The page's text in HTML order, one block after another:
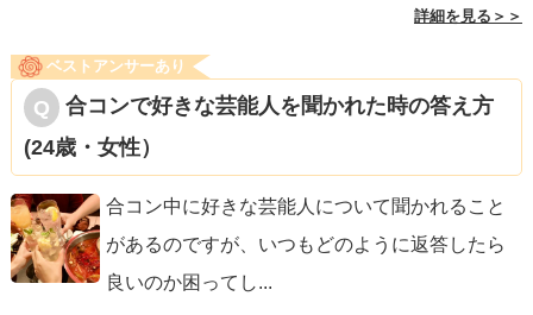
詳細を見る＞＞
ベストアンサーあり
合コンで好きな芸能人を聞かれた時の答え方
(24歳・女性）
合コン中に好きな芸能人について聞かれること
があるのですが、いつもどのように返答したら
良いのか困ってし...